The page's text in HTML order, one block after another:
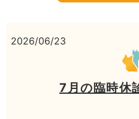
2026/06/23
7月の臨時休